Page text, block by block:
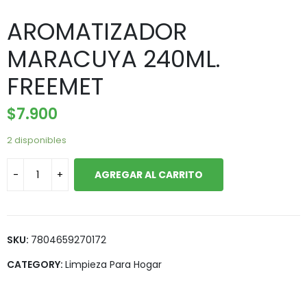
AROMATIZADOR
MARACUYA 240ML.
FREEMET
$7.900
2 disponibles
AGREGAR AL CARRITO
SKU: 7804659270172
CATEGORY: Limpieza Para Hogar